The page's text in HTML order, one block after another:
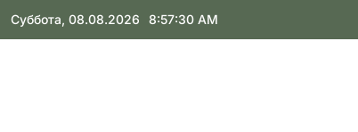
Skip
Суббота, 08.08.2026 8:57:31 AM